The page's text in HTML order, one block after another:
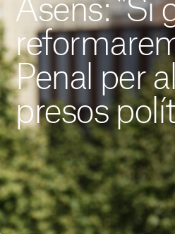
Asens: "Si
Penal per
presos